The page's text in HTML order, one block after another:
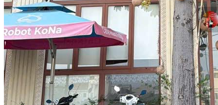
-------------------------
LH: Mr Thành
Phương Thành Real
VP1: 204A Nguyễn Văn Hưởng, Phường An Khánh, Tp HCM
VP2: 356 Tân Sơn Nhì, Phường Tân Sơn Nhì, Tp HCM
*Nhận ký gửi mua bán, cho thuê nhà phố, biệt thự, villa, đất nền,
tìm nhà theo yêu cầu.
*Hỗ trợ miễn phí sang tên đăng bộ tất cả các quận huyện.